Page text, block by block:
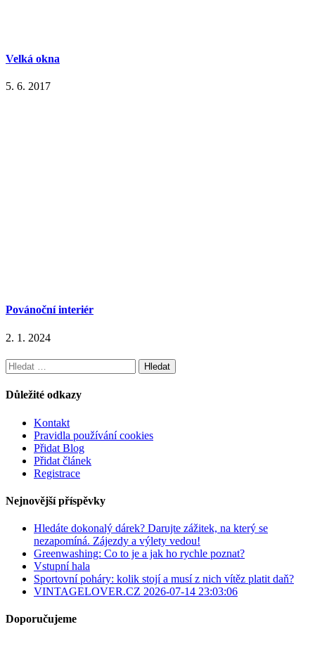
Velká okna
5. 6. 2017
Povánoční interiér
2. 1. 2024
Vyhledávání
Důležité odkazy
Kontakt
Pravidla používání cookies
Přidat Blog
Přidat článek
Registrace
Nejnovější příspěvky
Hledáte dokonalý dárek? Darujte zážitek, na který se
nezapomíná. Zájezdy a výlety vedou!
Greenwashing: Co to je a jak ho rychle poznat?
Vstupní hala
Sportovní poháry: kolik stojí a musí z nich vítěz platit daň?
VINTAGELOVER.CZ 2026-07-14 23:03:06
Doporučujeme